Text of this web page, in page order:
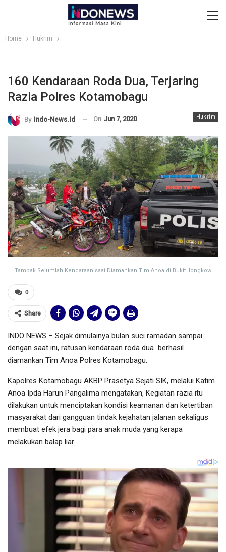
Home Hukrim
160 Kendaraan Roda Dua, Terjaring
Razia Polres Kotamobagu
Hukrim
By Indo-News.id On Jun 7, 2020
Tampak Sejumlah Kendaraan saat Diamankan Tim Anoa di Bukit Ilongkow
0
Share
INDO NEWS – Sejak dimulainya bulan suci ramadan sampai
dengan saat ini, ratusan kendaraan roda dua berhasil
diamankan Tim Anoa Polres Kotamobagu.
Kapolres Kotamobagu AKBP Prasetya Sejati SIK, melalui Katim
Anoa Ipda Harun Pangalima mengatakan, Kegiatan razia itu
dilakukan untuk menciptakan kondisi keamanan dan ketertiban
masyarakat dari gangguan tindak kejahatan jalanan sekaligus
membuat efek jera bagi para anak muda yang kerapa
melakukan balap liar.